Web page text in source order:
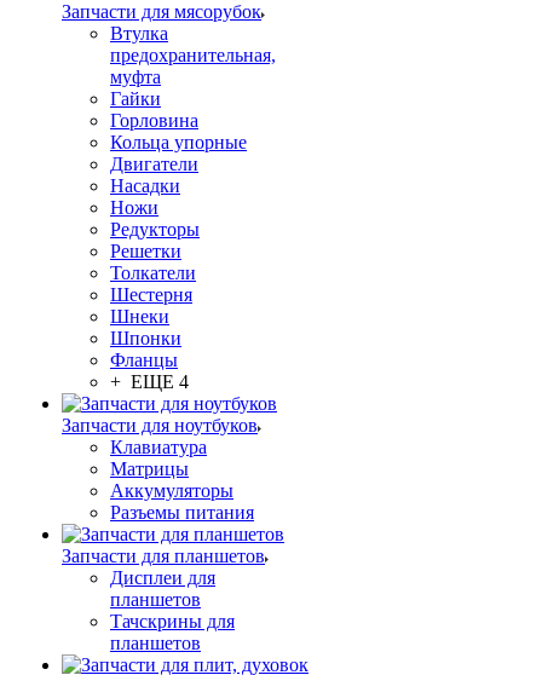
Запчасти для мясорубок
Втулка
предохранительная,
муфта
Гайки
Горловина
Кольца упорные
Двигатели
Насадки
Ножи
Редукторы
Решетки
Толкатели
Шестерня
Шнеки
Шпонки
Фланцы
+ ЕЩЕ 4
Запчасти для ноутбуков
Клавиатура
Матрицы
Аккумуляторы
Разъемы питания
Запчасти для планшетов
Дисплеи для
планшетов
Тачскрины для
планшетов